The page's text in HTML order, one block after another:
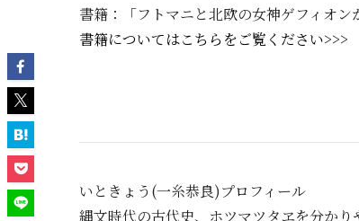
書籍：「フトマニと北欧の女神ゲフィオ
書籍についてはこちらをご覧ください>>>
いときょう(一糸恭良)プロフィール
縄文時代の古代史、ホツマツタヱを分か